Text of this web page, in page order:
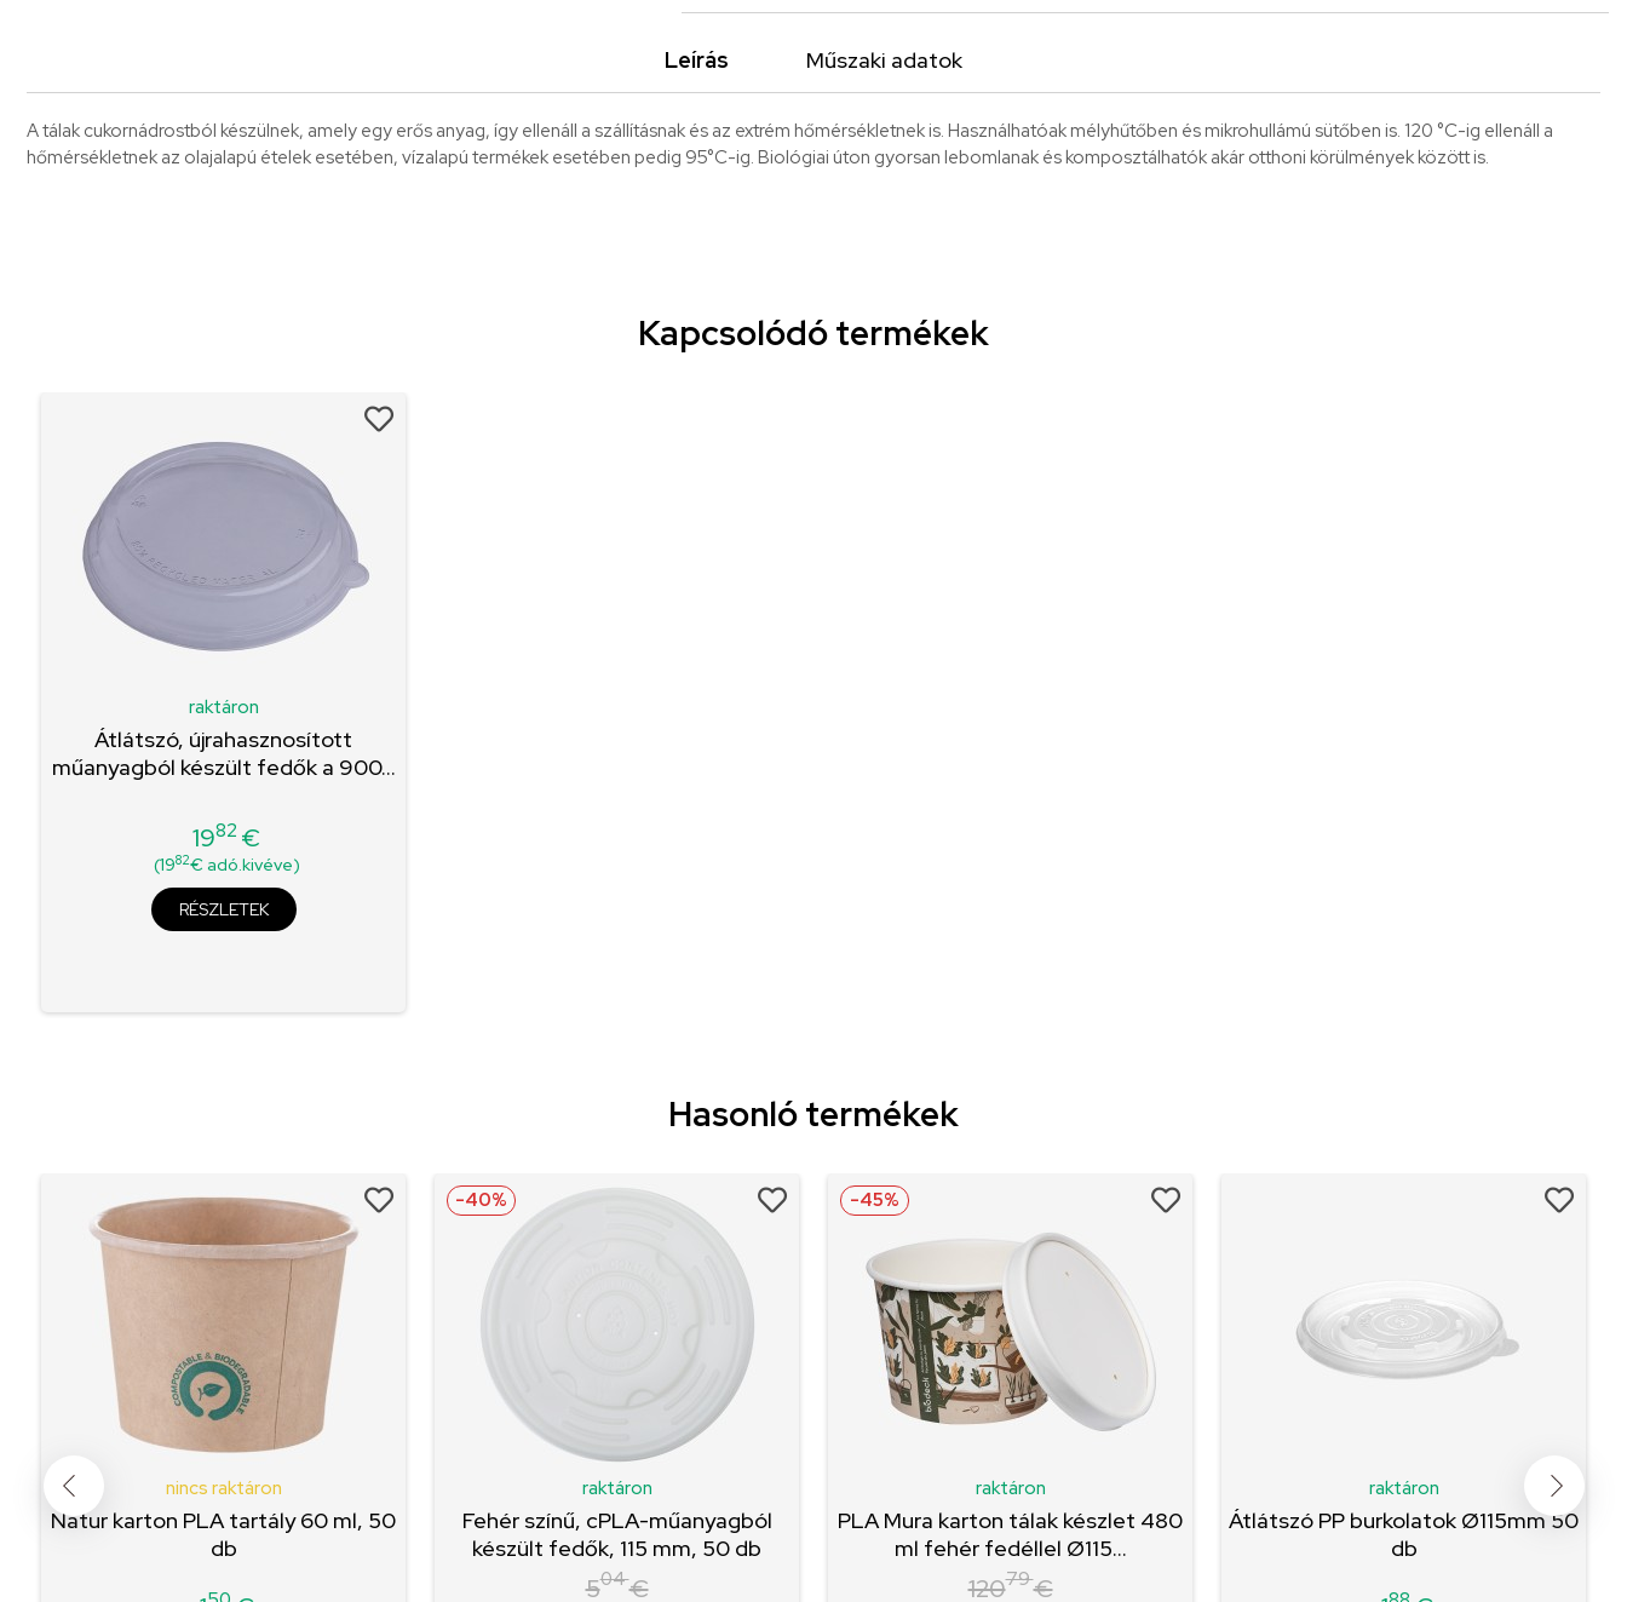
Leírás Műszaki adatok
A tálak cukornádrostból készülnek, amely egy erős anyag, így ellenáll a szállításnak és az extrém hőmérsékletnek is. Használhatóak mélyhűtőben és mikrohullámú sütőben is. 120 °C-ig ellenáll a
hőmérsékletnek az olajalapú ételek esetében, vízalapú termékek esetében pedig 95°C-ig. Biológiai úton gyorsan lebomlanak és komposztálhatók akár otthoni körülmények között is.
Kapcsolódó termékek
raktáron
Átlátszó, újrahasznosított
műanyagból készült fedők a 900...
Ár
1982 €
(1982€ adó.kivéve)
RÉSZLETEK
Hasonló termékek
nincs raktáron
Natur karton PLA tartály 60 ml, 50
db
raktáron
Fehér színű, cPLA-műanyagból
készült fedők, 115 mm, 50 db
504€
-40%
raktáron
PLA Mura karton tálak készlet 480
ml fehér fedéllel Ø115...
12079€
-45%
raktáron
Átlátszó PP burkolatok Ø115mm 50
db